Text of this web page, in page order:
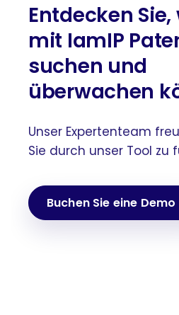
Entdecken Sie,
mit IamIP
suchen und
überwachen
Unser Expertenteam
Sie durch unser Tool zu
Buchen Sie eine Demo